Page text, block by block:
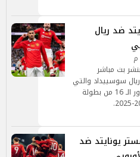
ضد ريال
بث مباشر
سوسييداد والتي
تجمع الفريقين، ضمن منافسات إياب دور الـ 16 من بطولة
يونايتد ضد